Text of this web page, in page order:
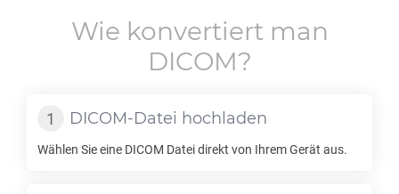
Wie konvertiert man
DICOM?
DICOM-Datei hochladen
Wählen Sie eine DICOM Datei direkt von Ihrem Gerät aus.